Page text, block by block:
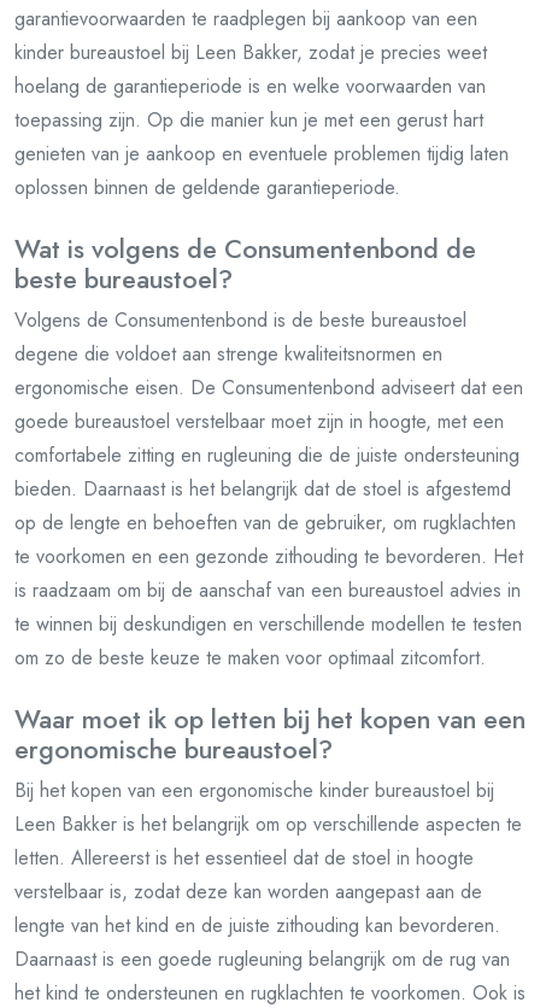
garantievoorwaarden te raadplegen bij aankoop van een
kinder bureaustoel bij Leen Bakker, zodat je precies weet
hoelang de garantieperiode is en welke voorwaarden van
toepassing zijn. Op die manier kun je met een gerust hart
genieten van je aankoop en eventuele problemen tijdig laten
oplossen binnen de geldende garantieperiode.
Wat is volgens de Consumentenbond de
beste bureaustoel?
Volgens de Consumentenbond is de beste bureaustoel
degene die voldoet aan strenge kwaliteitsnormen en
ergonomische eisen. De Consumentenbond adviseert dat een
goede bureaustoel verstelbaar moet zijn in hoogte, met een
comfortabele zitting en rugleuning die de juiste ondersteuning
bieden. Daarnaast is het belangrijk dat de stoel is afgestemd
op de lengte en behoeften van de gebruiker, om rugklachten
te voorkomen en een gezonde zithouding te bevorderen. Het
is raadzaam om bij de aanschaf van een bureaustoel advies in
te winnen bij deskundigen en verschillende modellen te testen
om zo de beste keuze te maken voor optimaal zitcomfort.
Waar moet ik op letten bij het kopen van een
ergonomische bureaustoel?
Bij het kopen van een ergonomische kinder bureaustoel bij
Leen Bakker is het belangrijk om op verschillende aspecten te
letten. Allereerst is het essentieel dat de stoel in hoogte
verstelbaar is, zodat deze kan worden aangepast aan de
lengte van het kind en de juiste zithouding kan bevorderen.
Daarnaast is een goede rugleuning belangrijk om de rug van
het kind te ondersteunen en rugklachten te voorkomen. Ook is